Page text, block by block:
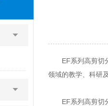
EF系列高剪切分
领域的教学、科研
EF系列高剪切分